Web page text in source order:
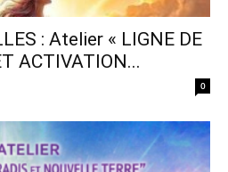
: Atelier « LIGNE DE
ACTIVATION...
0